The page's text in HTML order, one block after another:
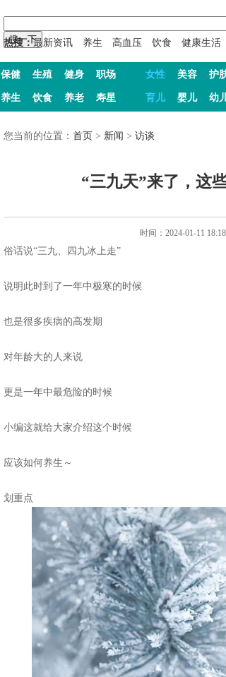
热搜：最新资讯 养生 高血压 饮食 健康生活
保健 生殖 健身 职场 女性 美容 护
养生 饮食 养老 寿星 育儿 婴儿 幼
您当前的位置： 首页 > 新闻 > 访谈
“三九天”来了，这
时间：2024-01-11
俗话说“三九、四九冰上走”
说明此时到了一年中极寒的时候
也是很多疾病的高发期
对年龄大的人来说
更是一年中最危险的时候
小编这就给大家介绍这个时候
应该如何养生～
划重点